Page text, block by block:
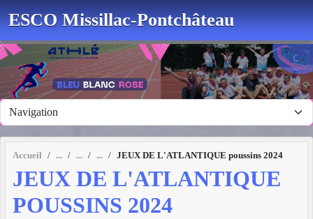
ESCO Missillac-Pontchâteau
Accueil JEUX DE L'ATLANTIQUE poussins 2024
JEUX DE L'ATLANTIQUE
POUSSINS 2024